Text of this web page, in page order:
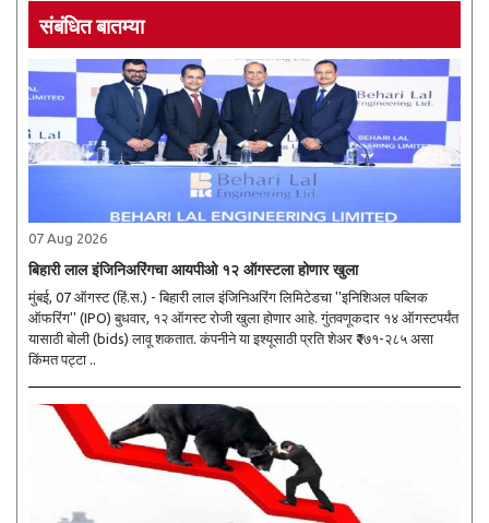
संबंधित बातम्या
07 Aug 2026
बिहारी लाल इंजिनिअरिंगचा आयपीओ १२ ऑगस्टला होणार खुला
मुंबई, 07 ऑगस्ट (हिं.स.) - बिहारी लाल इंजिनिअरिंग लिमिटेडचा ''इनिशिअल पब्लिक
ऑफरिंग'' (IPO) बुधवार, १२ ऑगस्ट रोजी खुला होणार आहे. गुंतवणूकदार १४ ऑगस्टपर्यंत
यासाठी बोली (bids) लावू शकतात. कंपनीने या इश्यूसाठी प्रति शेअर ₹२७१-२८५ असा
किंमत पट्टा ..